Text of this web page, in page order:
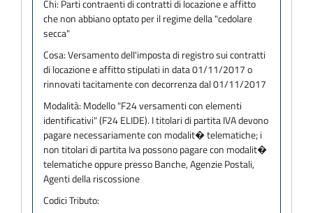
Chi: Parti contraenti di contratti di locazione e affitto
che non abbiano optato per il regime della "cedolare
secca"
Cosa:Versamento dell'imposta di registro sui contratti
di locazione e affitto stipulati in data 01/11/2017 o
rinnovati tacitamente con decorrenza dal 01/11/2017
Modalità: Modello "F24 versamenti con elementi
identificativi" (F24 ELIDE). I titolari di partita IVA devono
pagare necessariamente con modalit� telematiche; i
non titolari di partita Iva possono pagare con modalit�
telematiche oppure presso Banche, Agenzie Postali,
Agenti della riscossione
Codici Tributo: